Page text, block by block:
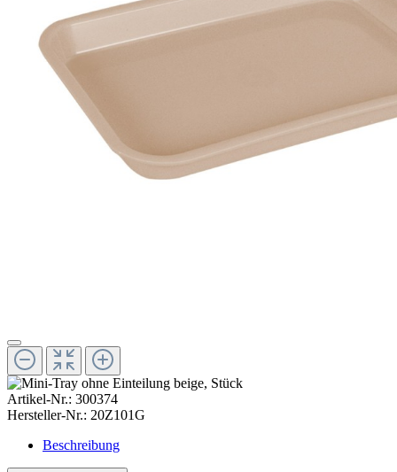
Artikel-Nr.: 300374
Hersteller-Nr.: 20Z101G
Beschreibung